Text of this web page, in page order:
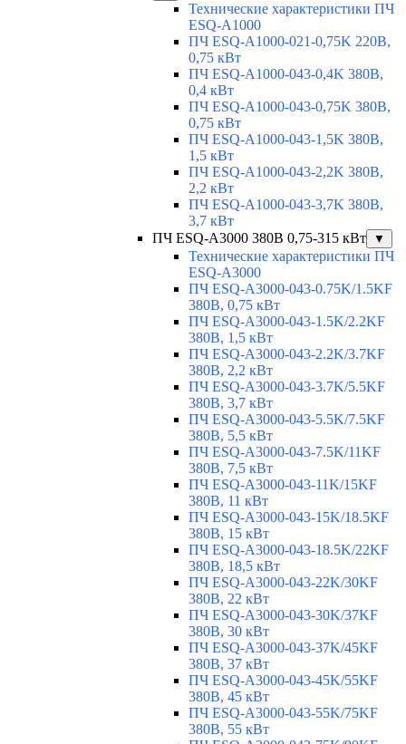
Технические характеристики ПЧ
ESQ-A1000
ПЧ ESQ-A1000-021-0,75K 220В,
0,75 кВт
ПЧ ESQ-A1000-043-0,4K 380В,
0,4 кВт
ПЧ ESQ-A1000-043-0,75K 380В,
0,75 кВт
ПЧ ESQ-A1000-043-1,5K 380В,
1,5 кВт
ПЧ ESQ-A1000-043-2,2K 380В,
2,2 кВт
ПЧ ESQ-A1000-043-3,7K 380В,
3,7 кВт
ПЧ ESQ-A3000 380В 0,75-315 кВт
▼
Технические характеристики ПЧ
ESQ-A3000
ПЧ ESQ-A3000-043-0.75K/1.5KF
380В, 0,75 кВт
ПЧ ESQ-A3000-043-1.5K/2.2KF
380В, 1,5 кВт
ПЧ ESQ-A3000-043-2.2K/3.7KF
380В, 2,2 кВт
ПЧ ESQ-A3000-043-3.7K/5.5KF
380В, 3,7 кВт
ПЧ ESQ-A3000-043-5.5K/7.5KF
380В, 5,5 кВт
ПЧ ESQ-A3000-043-7.5K/11KF
380В, 7,5 кВт
ПЧ ESQ-A3000-043-11K/15KF
380В, 11 кВт
ПЧ ESQ-A3000-043-15K/18.5KF
380В, 15 кВт
ПЧ ESQ-A3000-043-18.5K/22KF
380В, 18,5 кВт
ПЧ ESQ-A3000-043-22K/30KF
380В, 22 кВт
ПЧ ESQ-A3000-043-30K/37KF
380В, 30 кВт
ПЧ ESQ-A3000-043-37K/45KF
380В, 37 кВт
ПЧ ESQ-A3000-043-45K/55KF
380В, 45 кВт
ПЧ ESQ-A3000-043-55K/75KF
380В, 55 кВт